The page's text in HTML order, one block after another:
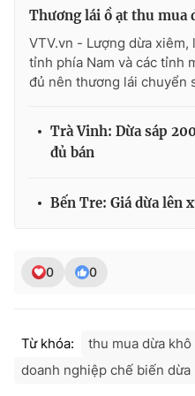
THỜI BÁO VTV
Giấy phép hoạt động báo in
Phó Tổng Biên tập:Nguyễn Thị
Tổng đài VTV: 024.38 355
Thương lái ồ ạt thu mua
VTV.vn - Lượng dừa
tỉnh phía Nam và các tỉnh
đủ nên thương lái chuyển
Trà Vinh: Dừa sáp
đủ bán
Bến Tre: Giá dừa lên
0 0
Từ khóa:
thu mua dừa khô
doanh nghiệp chế biến dừa